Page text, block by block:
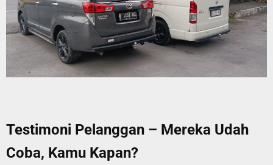
Testimoni Pelanggan – Mereka Udah
Coba, Kamu Kapan?